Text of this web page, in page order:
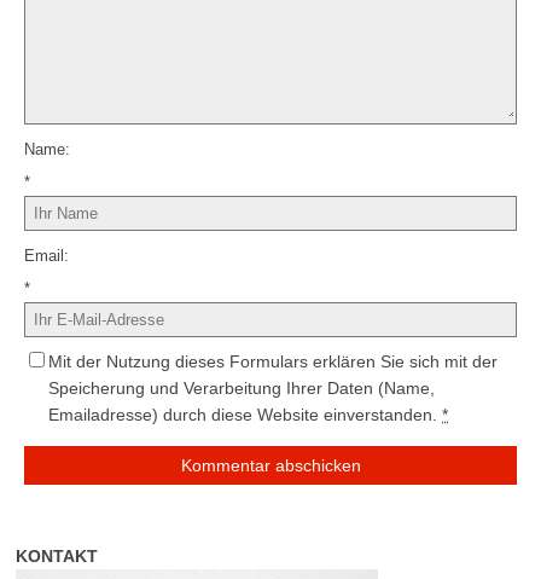
Name
*
Email
*
Mit der Nutzung dieses Formulars erklären Sie sich mit der
Speicherung und Verarbeitung Ihrer Daten (Name,
Emailadresse) durch diese Website einverstanden. *
KONTAKT